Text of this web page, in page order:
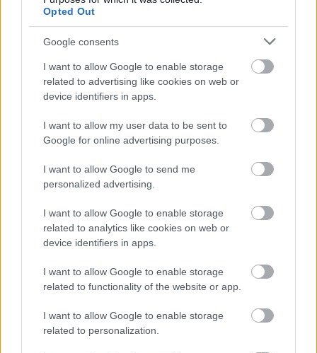
Opted Out
Google consents
I want to allow Google to enable storage
related to advertising like cookies on web or
device identifiers in apps.
I want to allow my user data to be sent to
Google for online advertising purposes.
I want to allow Google to send me
personalized advertising.
I want to allow Google to enable storage
related to analytics like cookies on web or
device identifiers in apps.
I want to allow Google to enable storage
related to functionality of the website or app.
I want to allow Google to enable storage
related to personalization.
Paris Saint-Germain
Manchester United
Felkészülési szezon 4. mérkőzés
2026-08-08 17:00
AC MilanvsManchester United2026-08-15 18:00
Támogatás